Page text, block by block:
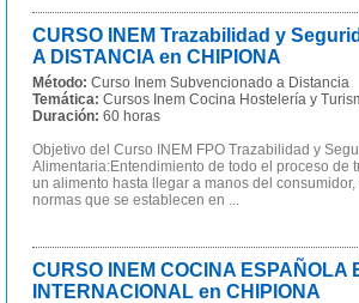
CURSO INEM Trazabilidad y
A DISTANCIA en CHIPIONA
Método: Curso Inem Subvencionado a Distancia
Temática: Cursos Inem Cocina Hostelería y
Duración: 60 horas
Objetivo del Curso INEM FPO Trazabilidad y
Alimentaria:Entendimiento de todo el proceso de
un alimento hasta llegar a manos del
normas que se establecen en ...
CURSO INEM COCINA ESPAÑOLA
INTERNACIONAL en CHIPIONA